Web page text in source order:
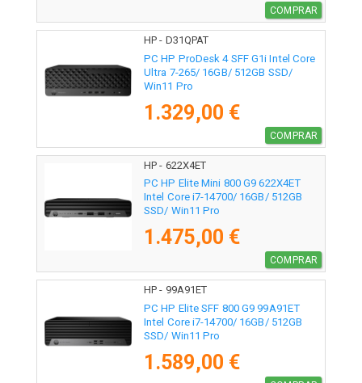
COMPRAR
HP - D31QPAT
PC HP ProDesk 4 SFF G1i Intel Core
Ultra 7-265/ 16GB/ 512GB SSD/
Win11 Pro
1.329,00 €
COMPRAR
HP - 622X4ET
PC HP Elite Mini 800 G9 622X4ET
Intel Core i7-14700/ 16GB/ 512GB
SSD/ Win11 Pro
1.475,00 €
COMPRAR
HP - 99A91ET
PC HP Elite SFF 800 G9 99A91ET
Intel Core i7-14700/ 16GB/ 512GB
SSD/ Win11 Pro
1.589,00 €